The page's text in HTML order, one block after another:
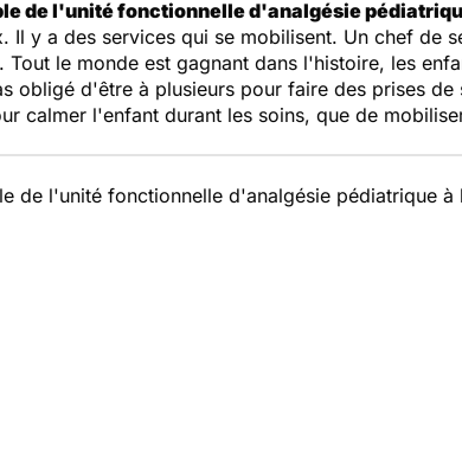
de l'unité fonctionnelle d'analgésie
Il y a des services qui se mobilisent. Un chef de
le monde est gagnant dans l'histoire, les
obligé d'être à plusieurs pour faire des prises
calmer l'enfant durant les soins, que de
de l'unité fonctionnelle d'analgésie pédiatrique à